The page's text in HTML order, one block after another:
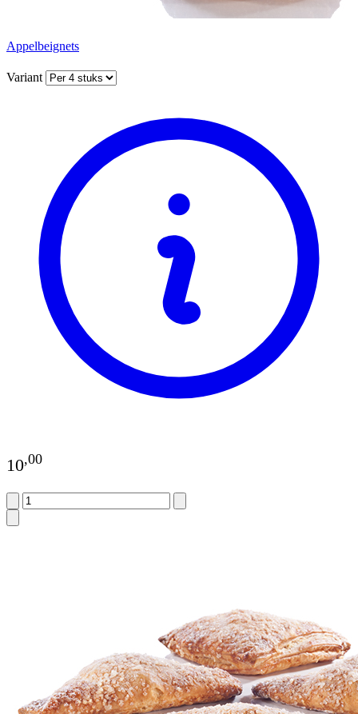
Appelbeignets
Variant
10,00